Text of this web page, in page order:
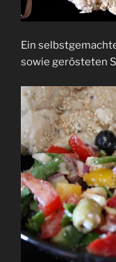
Ein
sowie gerösteten